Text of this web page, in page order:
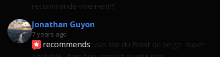
recommande vivement!!!
Jonathan Guyon
7 years ago
recommends pas loin du Front de neige  super